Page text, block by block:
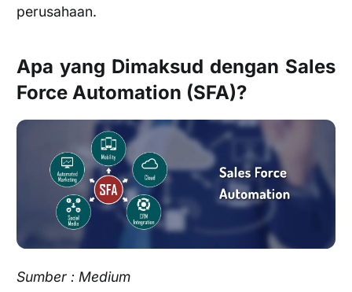
perusahaan.
Apa yang Dimaksud dengan Sales
Force Automation (SFA)?
Sumber : Medium